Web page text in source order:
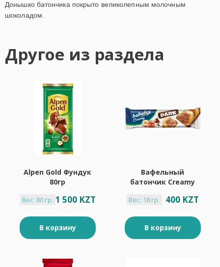
Донышко батончика покрыто великолепным молочным
шоколадом.
Другое из раздела
Alpen Gold Фундук
80гр
Вес: 80 гр. 1 500 KZT
В корзину
Вафельный
батончик Creamy
Вес: 18 гр. 400 KZT
В корзину